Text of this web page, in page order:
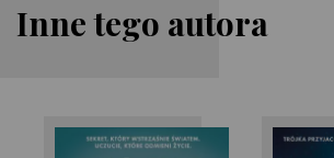
Inne tego autora